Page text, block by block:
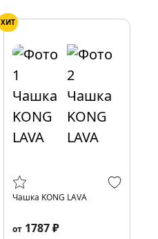
ХИТ
Чашка KONG LAVA
от 1787 ₽